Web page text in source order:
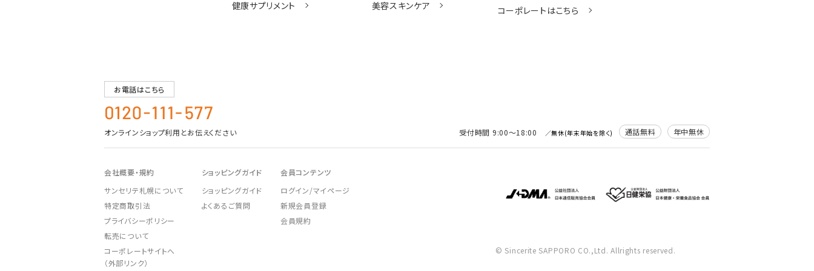
健康サプリメント 美容スキンケア コーポレートはこちら
お電話はこちら
オンラインショップ利用とお伝えください 受付時間 9:00〜18:00 ／無休(年末年始を除く) 通話無料 年中無休
会社概要・規約
サンセリテ札幌について
特定商取引法
プライバシーポリシー
転売について
コーポレートサイトへ
（外部リンク）
ショッピングガイド
ショッピングガイド
よくあるご質問
会員コンテンツ
ログイン/マイページ
新規会員登録
会員規約
©️ Sincerite SAPPORO CO.,Ltd. Allrights reserved.